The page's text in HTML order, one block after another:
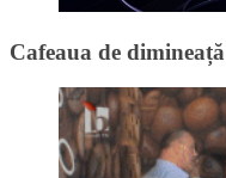
Cafeaua de dimineață